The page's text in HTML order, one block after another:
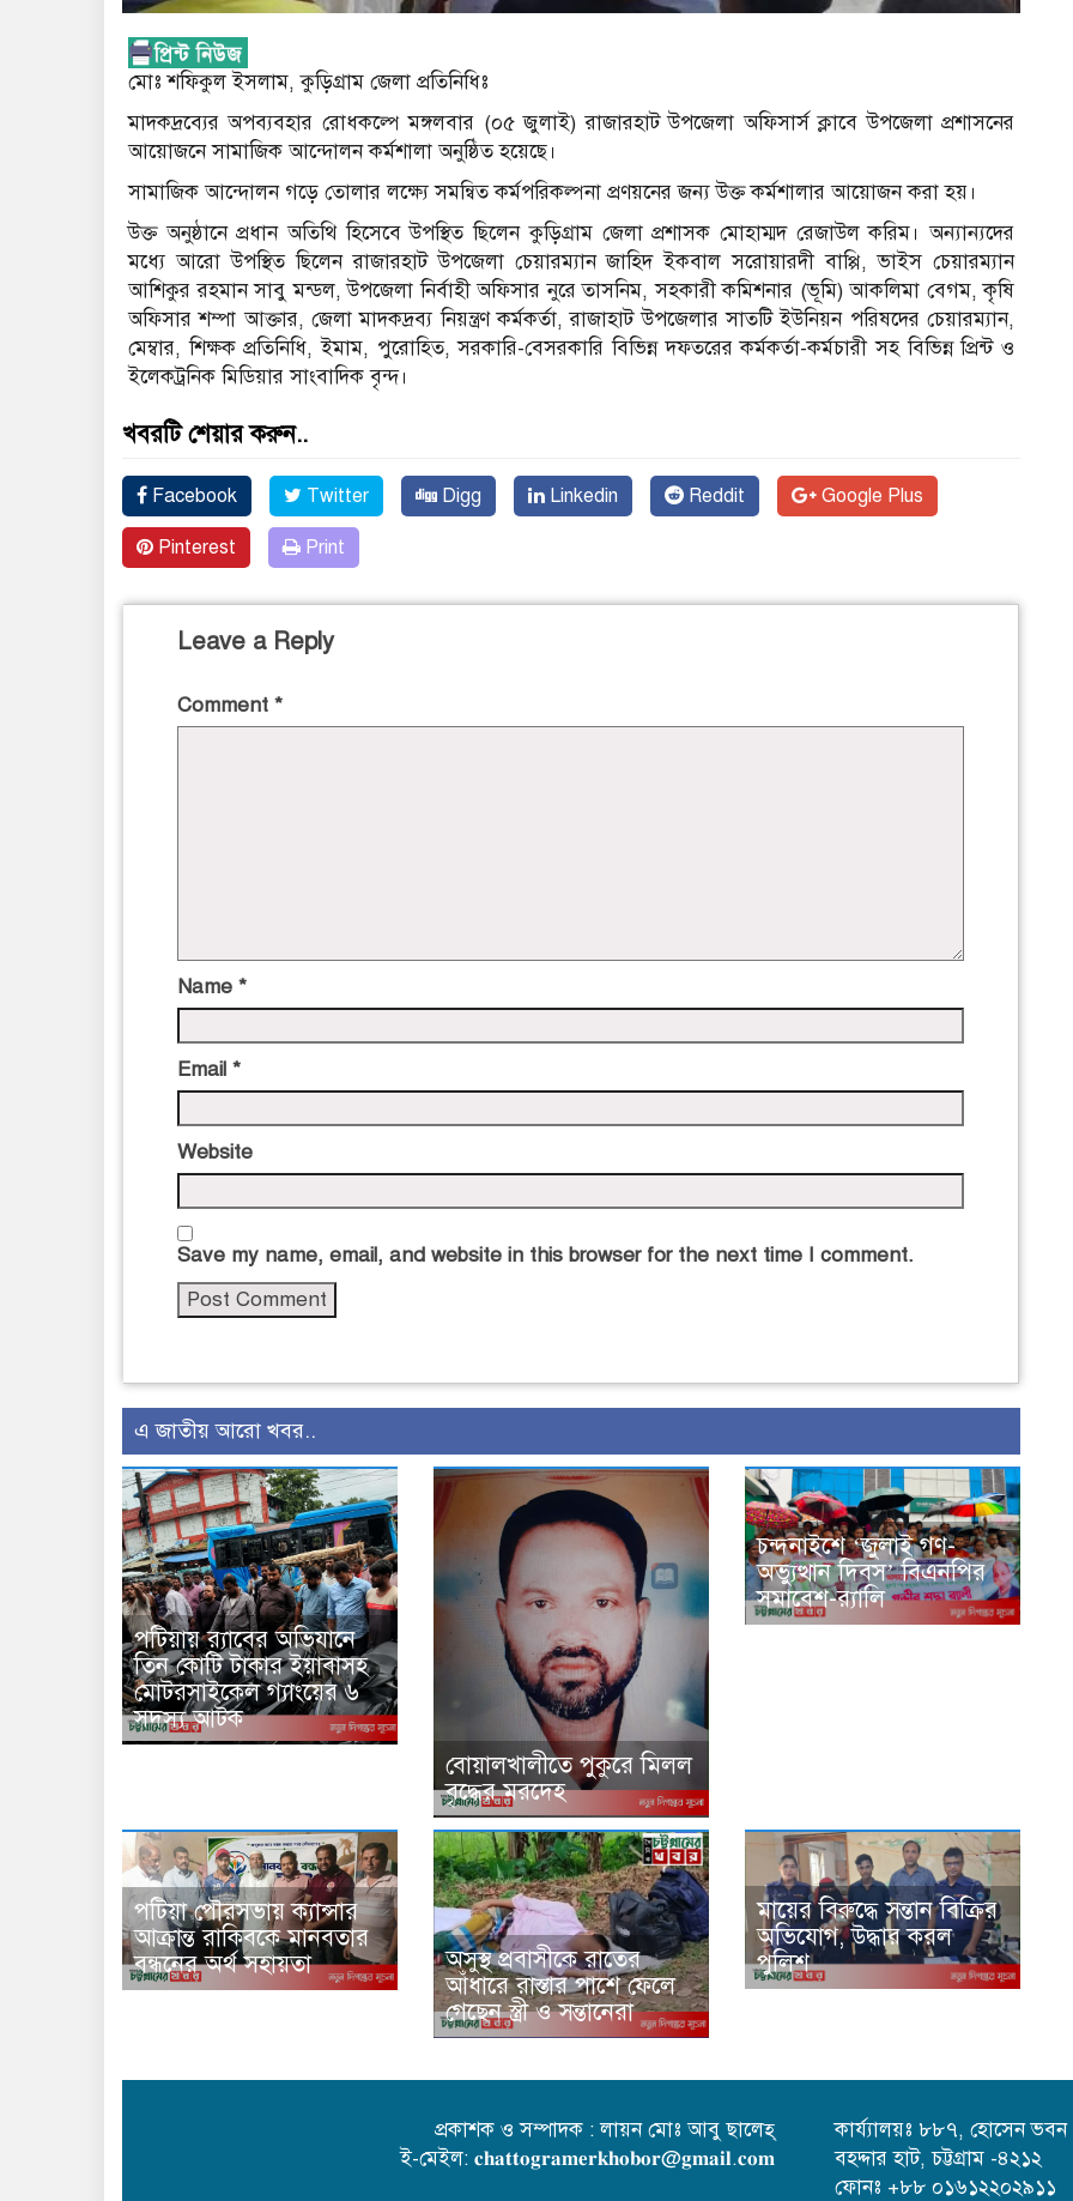
মোঃ শফিকুল ইসলাম, কুড়িগ্রাম জেলা প্রতিনিধিঃ
মাদকদ্রব্যের অপব্যবহার রোধকল্পে মঙ্গলবার (০৫ জুলাই) রাজারহাট উপজেলা অফিসার্স ক্লাবে উপজেলা প্রশাসনের
আয়োজনে সামাজিক আন্দোলন কর্মশালা অনুষ্ঠিত হয়েছে।
সামাজিক আন্দোলন গড়ে তোলার লক্ষ্যে সমন্বিত কর্মপরিকল্পনা প্রণয়নের জন্য উক্ত কর্মশালার আয়োজন করা হয়।
উক্ত অনুষ্ঠানে প্রধান অতিথি হিসেবে উপস্থিত ছিলেন কুড়িগ্রাম জেলা প্রশাসক মোহাম্মদ রেজাউল করিম। অন্যান্যদের
মধ্যে আরো উপস্থিত ছিলেন রাজারহাট উপজেলা চেয়ারম্যান জাহিদ ইকবাল সরোয়ারদী বাপ্পি, ভাইস চেয়ারম্যান
আশিকুর রহমান সাবু মন্ডল, উপজেলা নির্বাহী অফিসার নুরে তাসনিম, সহকারী কমিশনার (ভূমি) আকলিমা বেগম, কৃষি
অফিসার শম্পা আক্তার, জেলা মাদকদ্রব্য নিয়ন্ত্রণ কর্মকর্তা, রাজাহাট উপজেলার সাতটি ইউনিয়ন পরিষদের চেয়ারম্যান,
মেম্বার, শিক্ষক প্রতিনিধি, ইমাম, পুরোহিত, সরকারি-বেসরকারি বিভিন্ন দফতরের কর্মকর্তা-কর্মচারী সহ বিভিন্ন প্রিন্ট ও
ইলেকট্রনিক মিডিয়ার সাংবাদিক বৃন্দ।
খবরটি শেয়ার করুন..
Facebook Twitter Digg Linkedin Reddit Google Plus
Pinterest Print
Leave a Reply
Comment *
Name *
Email *
Website
Save my name, email, and website in this browser for the next time I comment.
এ জাতীয় আরো খবর..
পটিয়ায় র‍্যাবের অভিযানে
তিন কোটি টাকার ইয়াবাসহ
মোটরসাইকেল গ্যাংয়ের ৬
সদস্য আটক
বোয়ালখালীতে পুকুরে মিলল
বৃদ্ধের মরদেহ
চন্দনাইশে ‘জুলাই গণ-
অভ্যুত্থান দিবস’ বিএনপির
সমাবেশ-র‌্যালি
পটিয়া পৌরসভায় ক্যান্সার
আক্রান্ত রাকিবকে মানবতার
বন্ধনের অর্থ সহায়তা
অসুস্থ প্রবাসীকে রাতের
আঁধারে রাস্তার পাশে ফেলে
গেছেন স্ত্রী ও সন্তানেরা
মায়ের বিরুদ্ধে সন্তান বিক্রির
অভিযোগ, উদ্ধার করল
পুলিশ
প্রকাশক ও সম্পাদক : লায়ন মোঃ আবু ছালেহ্
ই-মেইল: 𝐜𝐡𝐚𝐭𝐭𝐨𝐠𝐫𝐚𝐦𝐞𝐫𝐤𝐡𝐨𝐛𝐨𝐫@𝐠𝐦𝐚𝐢𝐥.𝐜𝐨𝐦
কার্য্যালয়ঃ ৮৮৭, হোসেন
বহদ্দার হাট, চট্টগ্রাম -৪২১২
ফোনঃ +৮৮ ০১৬১২২০২৯১১